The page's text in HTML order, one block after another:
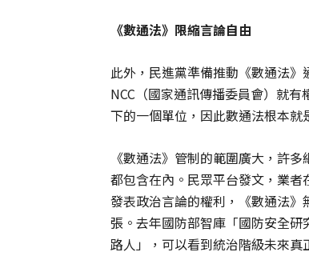
《數通法》限縮言論自由
此外，民進黨準備推動《數通法
NCC（國家通訊傳播委員會）就
下的一個單位，因此數通法根本就
《數通法》管制的範圍廣大，許
都包含在內。民眾平台發文，業
發表政治言論的權利，《數通法
張。去年國防部智庫「國防安全
路人」，可以看到統治階級未來真